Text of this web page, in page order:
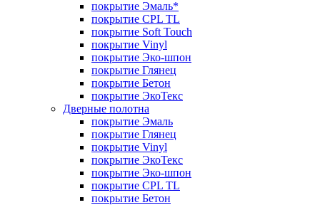
покрытие Эмаль*
покрытие CPL TL
покрытие Soft Touch
покрытие Vinyl
покрытие Эко-шпон
покрытие Глянец
покрытие Бетон
покрытие ЭкоТекс
Дверные полотна
покрытие Эмаль
покрытие Глянец
покрытие Vinyl
покрытие ЭкоТекс
покрытие Эко-шпон
покрытие CPL TL
покрытие Бетон